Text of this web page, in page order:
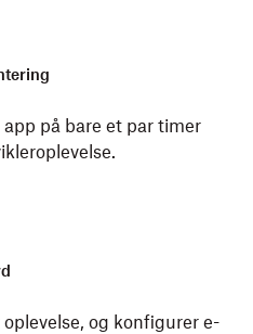
på bare et par timer
og konfigurer e-